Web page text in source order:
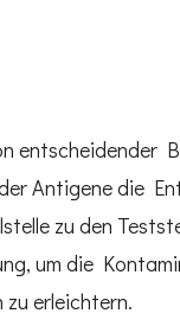
entscheidender
Antigene die
zu den
um die
erleichtern.